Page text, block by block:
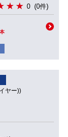
0 (0件)
ヤー))